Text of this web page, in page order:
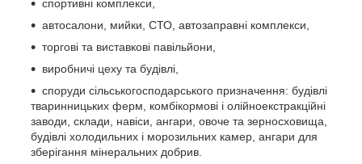
спортивні комплекси,
автосалони, мийки, СТО, автозаправні комплекси,
торгові та виставкові павільйони,
виробничі цеху та будівлі,
споруди сільськогосподарського призначення: будівлі
тваринницьких ферм, комбікормові і олійноекстракційні
заводи, склади, навіси, ангари, овоче та зерносховища,
будівлі холодильних і морозильних камер, ангари для
зберігання мінеральних добрив.